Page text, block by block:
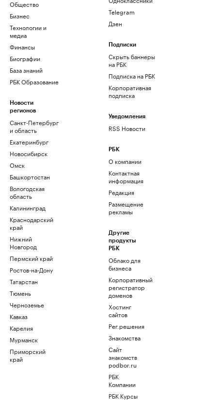
Общество
Бизнес
Технологии и
медиа
Финансы
Биографии
База знаний
РБК Образование
Новости
регионов
Санкт-Петербург
и область
Екатеринбург
Новосибирск
Омск
Башкортостан
Вологодская
область
Калининград
Краснодарский
край
Нижний
Новгород
Пермский край
Ростов-на-Дону
Татарстан
Тюмень
Черноземье
Кавказ
Карелия
Мурманск
Приморский
край
Telegram
Дзен
Подписки
Скрыть баннеры
на РБК
Подписка на РБК
Корпоративная
подписка
Уведомления
RSS Новости
РБК
О компании
Контактная
информация
Редакция
Размещение
рекламы
Другие
продукты
РБК
Облако для
бизнеса
Корпоративный
регистратор
доменов
Хостинг
сайтов
Рег.решения
Знакомства
Сайт
знакомств
podbor.ru
РБК
Компании
РБК Курсы